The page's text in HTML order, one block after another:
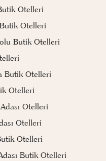
Otelleri
Otelleri
Butik Otelleri
Butik Otelleri
Otelleri
Otelleri
Otelleri
Otelleri
Butik Otelleri